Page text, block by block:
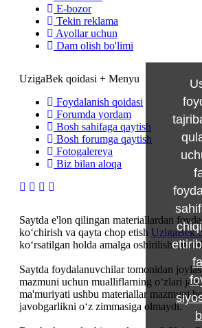
E-bozor
Tekin reklama
Ayollar uchun
Dam olish bo'limi
UzigaBek qoidasi + Menyu
Foydalanish qoidasi
Forumda yordam
Bosh sahifaga qaytish
Bosh forumga qaytish
Fotogalereya
Biz bilan aloqa
Saytda e'lon qilingan materiallardan
ko‘chirish va qayta chop etish
ko‘rsatilgan holda amalga oshirilishi
Saytda foydalanuvchilar tomonidan
mazmuni uchun mualliflarning o‘zlari
ma'muriyati ushbu materiallar mazmuni
javobgarlikni o‘z zimmasiga olmaydi.